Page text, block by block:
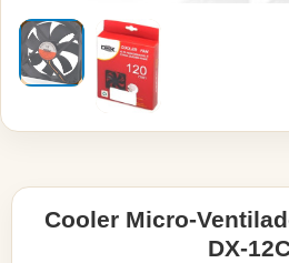
Cooler Micro-
DX-